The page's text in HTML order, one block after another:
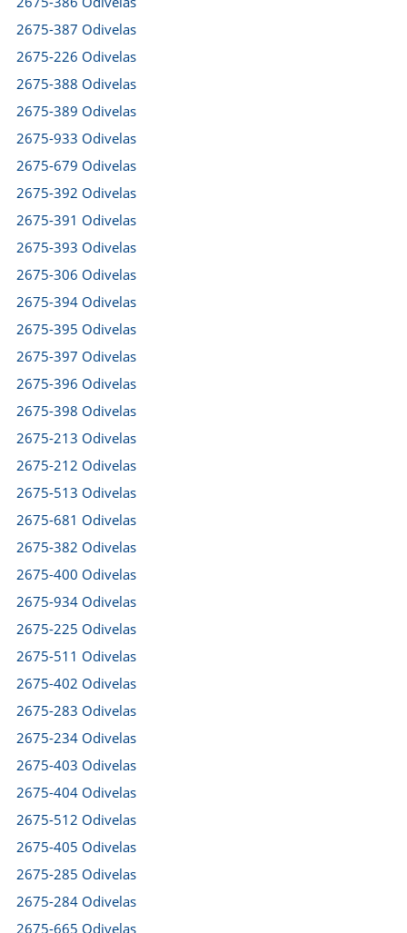
2675-387 Odivelas
2675-226 Odivelas
2675-388 Odivelas
2675-389 Odivelas
2675-933 Odivelas
2675-679 Odivelas
2675-392 Odivelas
2675-391 Odivelas
2675-393 Odivelas
2675-306 Odivelas
2675-394 Odivelas
2675-395 Odivelas
2675-397 Odivelas
2675-396 Odivelas
2675-398 Odivelas
2675-213 Odivelas
2675-212 Odivelas
2675-513 Odivelas
2675-681 Odivelas
2675-382 Odivelas
2675-400 Odivelas
2675-934 Odivelas
2675-225 Odivelas
2675-511 Odivelas
2675-402 Odivelas
2675-283 Odivelas
2675-234 Odivelas
2675-403 Odivelas
2675-404 Odivelas
2675-512 Odivelas
2675-405 Odivelas
2675-285 Odivelas
2675-284 Odivelas
2675-665 Odivelas